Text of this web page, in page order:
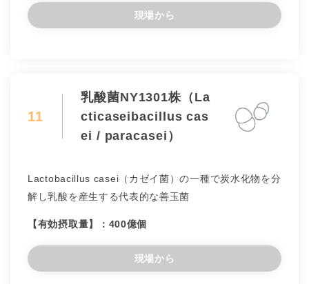
現場から
11
乳酸菌NY1301株（La
cticaseibacillus cas
ei / paracasei）
Lactobacillus casei（カゼイ菌）の一種で炭水化物を分
解し乳酸を産生する代表的な善玉菌
【有効摂取量】：400億個
現場から